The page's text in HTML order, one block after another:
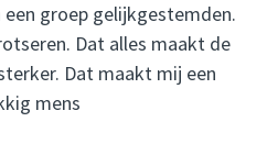
groep gelijkgestemden.
Dat alles maakt de
Dat maakt mij een
mens